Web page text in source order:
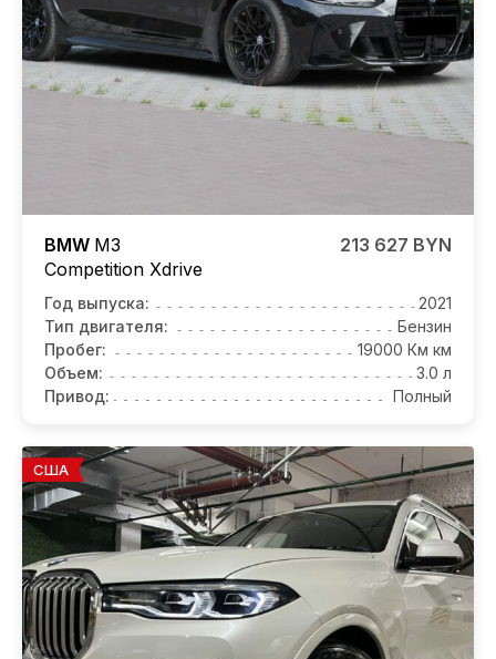
BMW M3
Competition Xdrive
213 627 BYN
Год выпуска:
2021
Тип двигателя:
Бензин
Пробег:
19000 Км км
Объем:
3.0 л
Привод:
Полный
США